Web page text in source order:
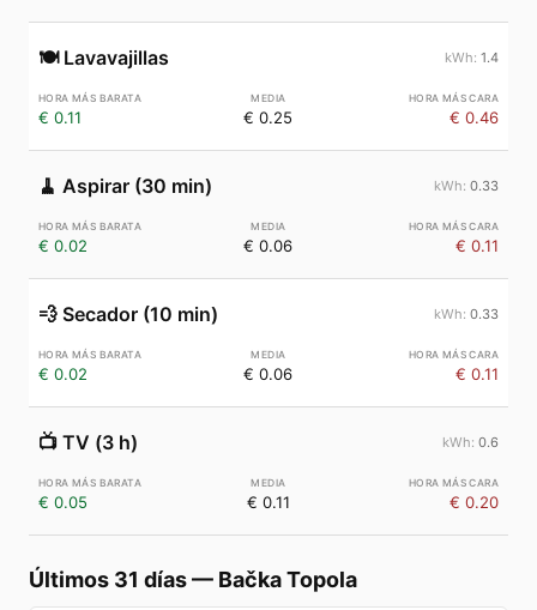
🍽️ Lavavajillas 1.4
€ 0.11 € 0.25 € 0.46
🧹 Aspirar (30 min) 0.33
€ 0.02 € 0.06 € 0.11
💨 Secador (10 min) 0.33
€ 0.02 € 0.06 € 0.11
📺 TV (3 h) 0.6
€ 0.05 € 0.11 € 0.20
Últimos 31 días— Bačka Topola